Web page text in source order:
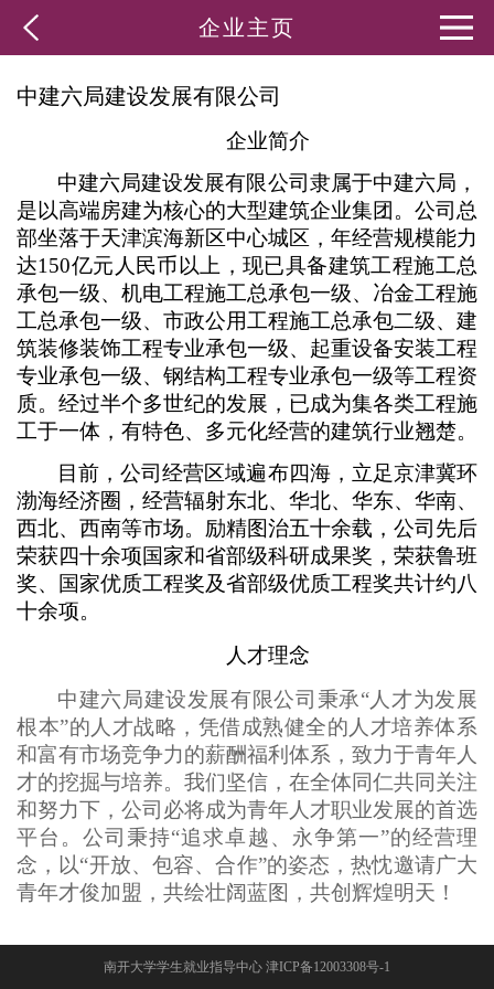
企业主页
中建六局建设发展有限公司
企业简介
中建六局建设发展有限公司隶属于中建六局，
是以高端房建为核心的大型建筑企业集团。公司总
部坐落于天津滨海新区中心城区，年经营规模能力
达150亿元人民币以上，现已具备建筑工程施工总
承包一级、机电工程施工总承包一级、冶金工程施
工总承包一级、市政公用工程施工总承包二级、建
筑装修装饰工程专业承包一级、起重设备安装工程
专业承包一级、钢结构工程专业承包一级等工程资
质。经过半个多世纪的发展，已成为集各类工程施
工于一体，有特色、多元化经营的建筑行业翘楚。
目前，公司经营区域遍布四海，立足京津冀环
渤海经济圈，经营辐射东北、华北、华东、华南、
西北、西南等市场。励精图治五十余载，公司先后
荣获四十余项国家和省部级科研成果奖，荣获鲁班
奖、国家优质工程奖及省部级优质工程奖共计约八
十余项。
人才理念
中建六局建设发展有限公司秉承“人才为发展
根本”的人才战略，凭借成熟健全的人才培养体系
和富有市场竞争力的薪酬福利体系，致力于青年人
才的挖掘与培养。我们坚信，在全体同仁共同关注
和努力下，公司必将成为青年人才职业发展的首选
平台。公司秉持“追求卓越、永争第一”的经营理
念，以“开放、包容、合作”的姿态，热忱邀请广大
青年才俊加盟，共绘壮阔蓝图，共创辉煌明天！
南开大学学生就业指导中心 津ICP备12003308号-1